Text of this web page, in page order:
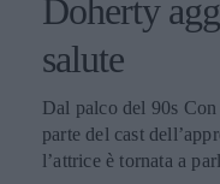
Doherty
salute
Dal palco del 90s
parte del cast
l’attrice è tornata a